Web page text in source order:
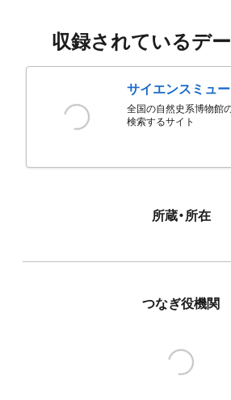
収録されているデ
サイエンスミュ
全国の自然史系博物館
検索するサイト
所蔵・所在
つなぎ役機関